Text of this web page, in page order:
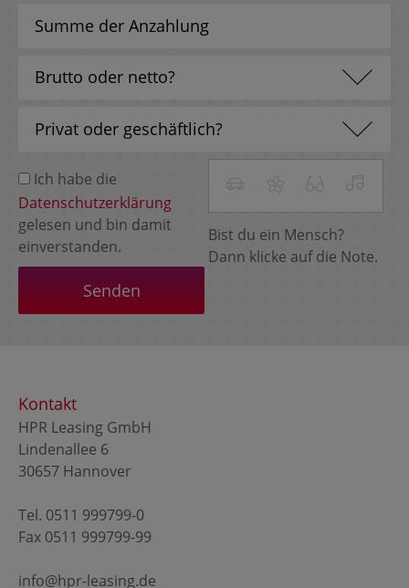
Ich habe die
Datenschutzerklärung
gelesen und bin damit
einverstanden.
Bist du ein Mensch?
Dann klicke auf die Note.
Kontakt
HPR Leasing GmbH
Lindenallee 6
30657 Hannover
Tel. 0511 999799-0
Fax 0511 999799-99
info@hpr-leasing.de